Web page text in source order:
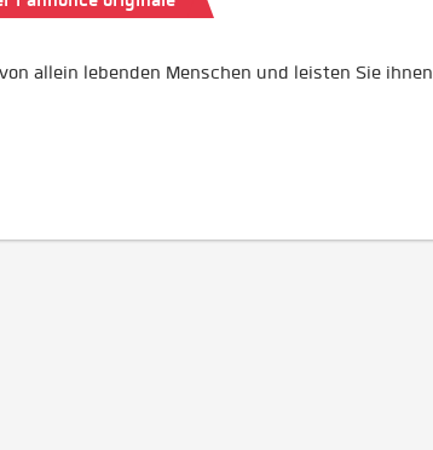
allein lebenden Menschen und leisten Sie ihnen